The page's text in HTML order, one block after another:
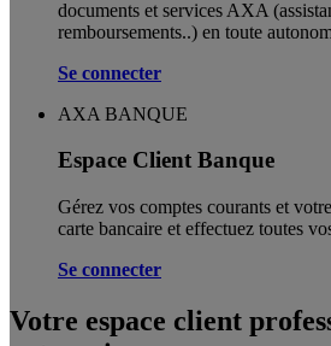
documents et services AXA
remboursements..) en toute
Se connecter
AXA BANQUE
Espace Client Banque
Gérez vos comptes courants et
carte bancaire et effectuez toutes
Se connecter
Votre espace client